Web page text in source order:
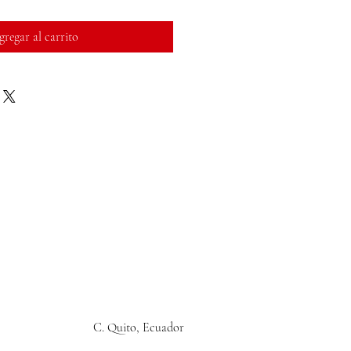
al carrito
C. Quito, Ecuador